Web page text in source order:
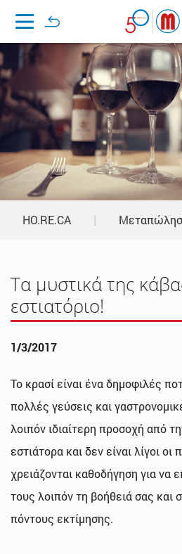
Home
HO.RE.CA |
Τα μυστικά της
εστιατόριο!
1/3/2017
Το κρασί είναι ένα δημοφιλές
πολλές γεύσεις και
λοιπόν ιδιαίτερη προσοχή από
εστιάτορα και δεν είναι λίγοι
χρειάζονται καθοδήγηση για να
τους λοιπόν τη βοήθειά σας και
πόντους εκτίμησης.